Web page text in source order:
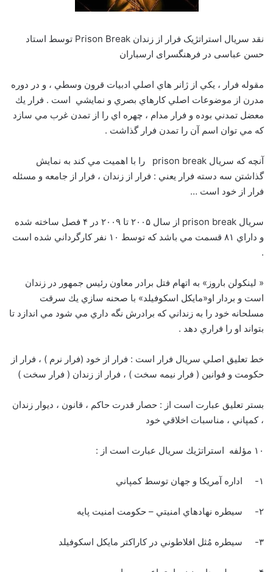
نقد سریال استراتژیک فرار از زندان Prison Break توسط استاد
حسن عباسی در فرهنگسرای ارسباران
مقوله فرار ، يكي از ژانر هاي اصلي ادبيات قرون وسطي ، و در دوره
مدرن از موضوعات اصلي كارهاي بصري و نمايشي است . فرار يك
معضل تمدني بوده و فرار مدام ، چهره اي را از تمدن غرب مي سازد
كه مي توان اسم آن را تمدن فرار گذاشت .
آنچه كه سريال prison break را با اهميت مي كند به نمايش
گذاشتن سه دسته فرار يعني : فرار از زندان ، فرار از جامعه و مسئله
فرار از خود است …
سريال prison break از سال ۲۰۰۵ تا ۲۰۰۹ در ۴ فصل ساخته شده
و داراي ۸۱ قسمت مي باشد كه توسط ۱۰ نفر كارگرداني شده است
.
« لينكولن باروز» به اتهام فتل برادر معاون رئيس جمهور در زندان
است و بردار او«مايكل اسكوفيلد» با صحنه سازي يك سرقت
مسلحانه خود را به زنداني كه برادرش نگه داري مي شود مي اندازد تا
بتواند او را فراري دهد .
خط تعليق اصلي سريال فرار است : فرار از خود (فرار نرم ) ، فرار از
حكومت و فوانين ( فرار نيمه سخت ) ، فرار از زندان ( فرار سخت )
بستر تعليق عبارت است از : حصار قدرت حاكم ، قانون ، ديوار زندان
، كمپاني ، مناسبات اخلاقي خود
۱۰ مؤلفه استراتژيك سريال عبارت است از :
۱- اداره آمريكا و جهان توسط كمپاني
۲- سيطره نهادهاي امنيتي – حكومت امنيت پايه
۳- سيطره مُثل افلاطوني در كاراكتر مايكل اسكوفيلد